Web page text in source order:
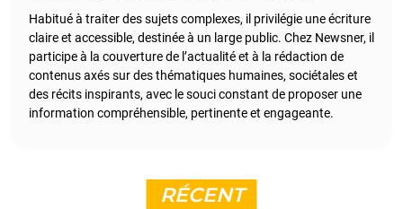
Habitué à traiter des sujets complexes, il privilégie une écriture
claire et accessible, destinée à un large public. Chez Newsner, il
participe à la couverture de l’actualité et à la rédaction de
contenus axés sur des thématiques humaines, sociétales et
des récits inspirants, avec le souci constant de proposer une
information compréhensible, pertinente et engageante.
RÉCENT